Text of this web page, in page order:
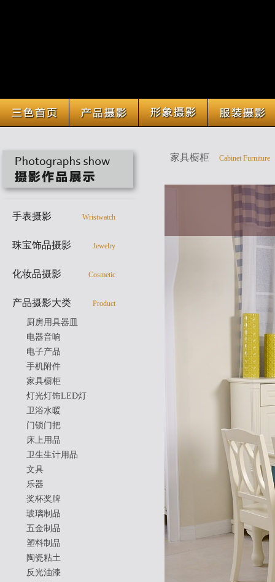
手表摄影 Wristwatch
珠宝饰品摄影 Jewelry
化妆品摄影 Cosmetic
产品摄影大类 Product
厨房用具器皿
电器音响
电子产品
手机附件
家具橱柜
灯光灯饰LED灯
卫浴水暖
门锁门把
床上用品
卫生生计用品
文具
乐器
奖杯奖牌
玻璃制品
五金制品
塑料制品
陶瓷粘土
反光油漆
家具橱柜 Cabinet Furniture